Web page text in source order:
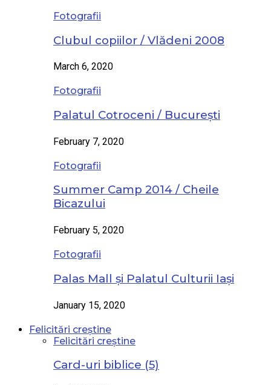
Fotografii
Clubul copiilor / Vlădeni 2008
March 6, 2020
Fotografii
Palatul Cotroceni / București
February 7, 2020
Fotografii
Summer Camp 2014 / Cheile
Bicazului
February 5, 2020
Fotografii
Palas Mall și Palatul Culturii Iași
January 15, 2020
Felicitări creștine
Felicitări creștine
Card-uri biblice (5)